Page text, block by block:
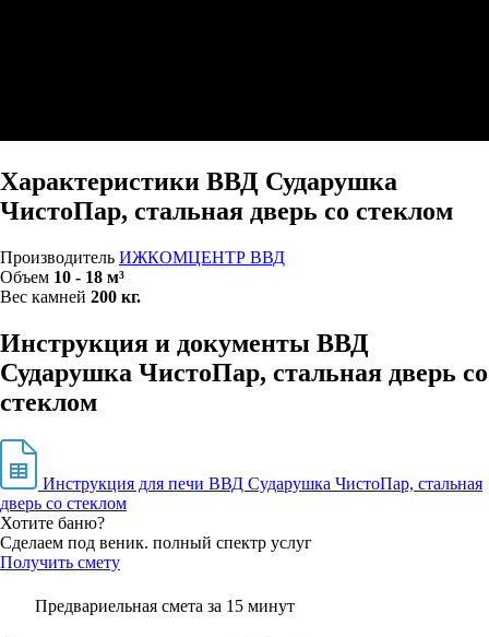
Характеристики ВВД Сударушка
ЧистоПар, стальная дверь со стеклом
Производитель ИЖКОМЦЕНТР ВВД
Объем 10 - 18 м³
Вес камней 200 кг.
Инструкция и документы ВВД
Сударушка ЧистоПар, стальная дверь со
стеклом
Инструкция для печи ВВД Сударушка ЧистоПар, стальная
дверь со стеклом
Хотите баню?
Сделаем под веник. полный спектр услуг
Получить смету
Предвариельная смета за 15 минут